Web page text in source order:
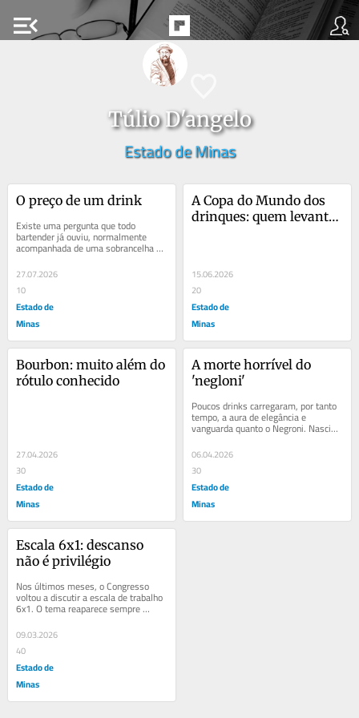
menu_open
Túlio D'angelo
Estado de Minas
O preço de um drink
Existe uma pergunta que todo
bartender já ouviu, normalmente
acompanhada de uma sobrancelha
levantada: “Cinquenta reais num
drink?” É uma...
27.07.2026
10
Estado de
Minas
A Copa do Mundo dos
drinques: quem levanta
15.06.2026
20
Estado de
Minas
Bourbon: muito além do
rótulo conhecido
27.04.2026
30
Estado de
Minas
A morte horrível do
'negloni'
Poucos drinks carregaram, por tanto
tempo, a aura de elegância e
vanguarda quanto o Negroni. Nascido
em Florença e atribuído ao conde
Camillo...
06.04.2026
30
Estado de
Minas
Escala 6x1: descanso
não é privilégio
Nos últimos meses, o Congresso
voltou a discutir a escala de trabalho
6x1. O tema reaparece sempre
cercado de polêmica, previsões
catastróficas e...
09.03.2026
40
Estado de
Minas